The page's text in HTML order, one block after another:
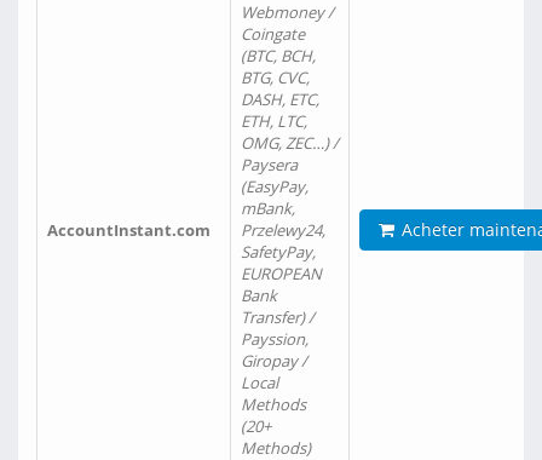
AccountInstant.com
Webmoney /
Coingate
(BTC, BCH,
BTG, CVC,
DASH, ETC,
ETH, LTC,
OMG, ZEC…) /
Paysera
(EasyPay,
mBank,
Przelewy24,
SafetyPay,
EUROPEAN
Bank
Transfer) /
Payssion,
Giropay /
Local
Methods
(20+
Methods)
Acheter